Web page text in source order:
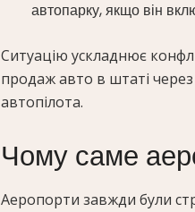
автопарку, якщо він
Ситуацію ускладнює
продаж авто в штаті
автопілота.
Чому саме
Аеропорти завжди були